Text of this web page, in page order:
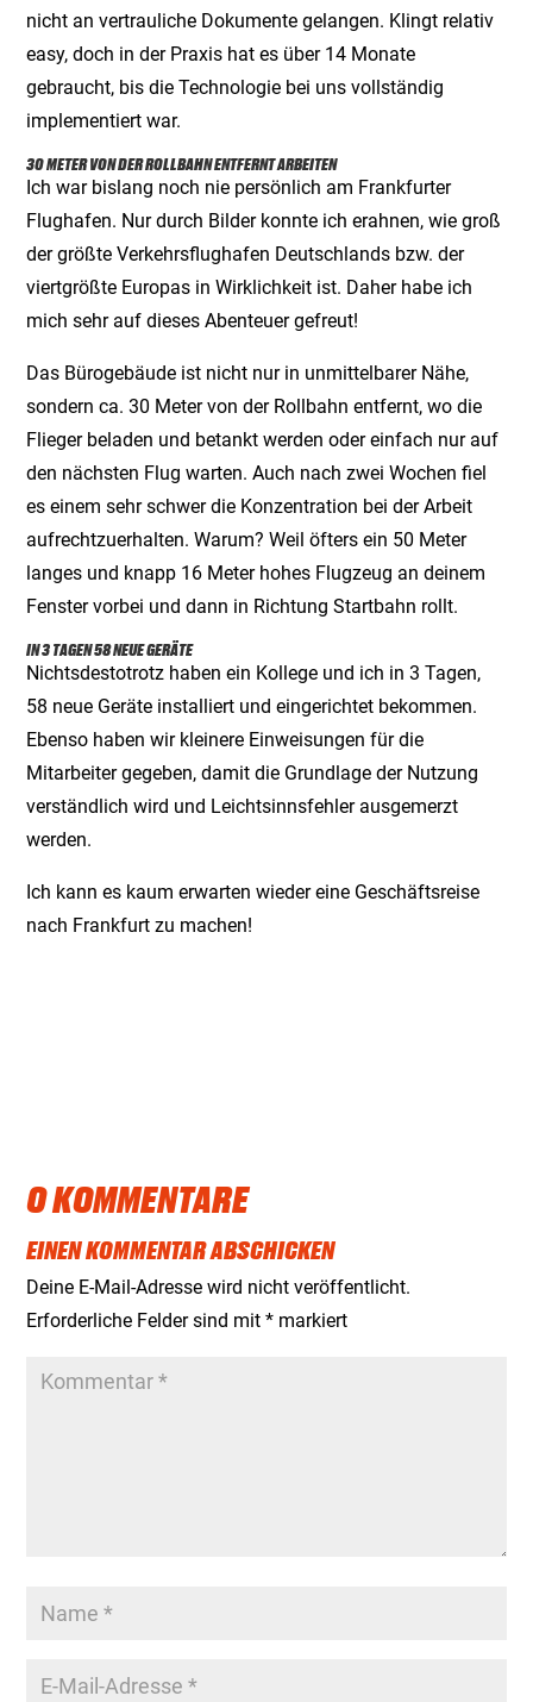
nicht an vertrauliche Dokumente gelangen. Klingt relativ
easy, doch in der Praxis hat es über 14 Monate
gebraucht, bis die Technologie bei uns vollständig
implementiert war.
30 METER VON DER ROLLBAHN ENTFERNT ARBEITEN
Ich war bislang noch nie persönlich am Frankfurter
Flughafen. Nur durch Bilder konnte ich erahnen, wie groß
der größte Verkehrsflughafen Deutschlands bzw. der
viertgrößte Europas in Wirklichkeit ist. Daher habe ich
mich sehr auf dieses Abenteuer gefreut!
Das Bürogebäude ist nicht nur in unmittelbarer Nähe,
sondern ca. 30 Meter von der Rollbahn entfernt, wo die
Flieger beladen und betankt werden oder einfach nur auf
den nächsten Flug warten. Auch nach zwei Wochen fiel
es einem sehr schwer die Konzentration bei der Arbeit
aufrechtzuerhalten. Warum? Weil öfters ein 50 Meter
langes und knapp 16 Meter hohes Flugzeug an deinem
Fenster vorbei und dann in Richtung Startbahn rollt.
IN 3 TAGEN 58 NEUE GERÄTE
Nichtsdestotrotz haben ein Kollege und ich in 3 Tagen,
58 neue Geräte installiert und eingerichtet bekommen.
Ebenso haben wir kleinere Einweisungen für die
Mitarbeiter gegeben, damit die Grundlage der Nutzung
verständlich wird und Leichtsinnsfehler ausgemerzt
werden.
Ich kann es kaum erwarten wieder eine Geschäftsreise
nach Frankfurt zu machen!
0 KOMMENTARE
EINEN KOMMENTAR ABSCHICKEN
Deine E-Mail-Adresse wird nicht veröffentlicht.
Erforderliche Felder sind mit* markiert